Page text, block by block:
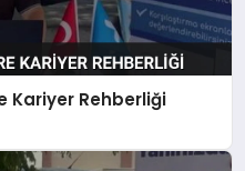
Kariyer Rehberliği